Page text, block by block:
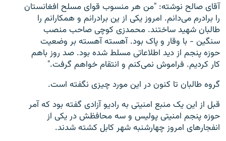
همۀ سایت‌های رادیو آزادی/ رادیو اروپای آزاد
آقای صالح نوشته: "من هر منسوب قوای مسلح افغانستان
را برادرم می‌دانم. امروز یکی از ین برادرانم و همکارانم را
طالبان شهید ساختند. محمدزی کوچی صاحب منصب
سنگین - با وقار و پاک بود. آهسته آهسته بر وضعیت
حوزه پنجم از دید اطلاعاتی مسلط شده بود. صد روز باهم
کار کردیم. فراموش نمی‌کنم و انتقام خواهم گرفت."
گروه طالبان تا کنون در این مورد چیزی نگفته است.
قبل از این یک منبع امنیتی به رادیو آزادی گفته بود که آمر
حوزه پنجم امنیتی پولیس و سه محافظش در یکی از
انفجارهای امروز چهارشنبه شهر کابل کشته شدند.